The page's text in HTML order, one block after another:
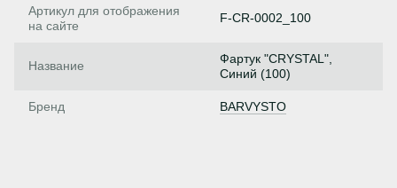
Артикул для отображения
на сайте
F-CR-0002_100
Название
Фартук "CRYSTAL",
Синий (100)
Бренд BARVYSTO